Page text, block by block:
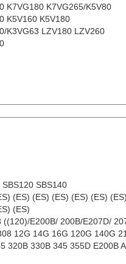
K7VG180 K7VG265/K5V80
K5V160 K5V180
K3VG63 LZV180 LZV260
SBS120 SBS140
(ES) (ES) (ES) (ES) (ES)
(ES)
((120)/E200B/ 200B/E207D/
12G 14G 16G 120G 140G
320B 330B 345 355D E200B